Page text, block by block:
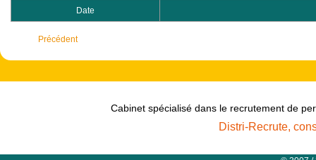
Date
Précédent
Cabinet spécialisé dans le recrutement de
Distri-Recrute,